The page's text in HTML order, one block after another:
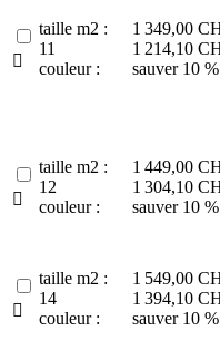

taille m2 :
11
couleur :
1 349,00
1 214,10
sauver 10 %

taille m2 :
12
couleur :
1 449,00
1 304,10
sauver 10 %

taille m2 :
14
couleur :
1 549,00
1 394,10
sauver 10 %